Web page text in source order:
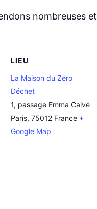
nombreuses
LIEU
La Maison du Zéro
Déchet
1, passage Emma Calvé
Paris, 75012 France +
Google Map